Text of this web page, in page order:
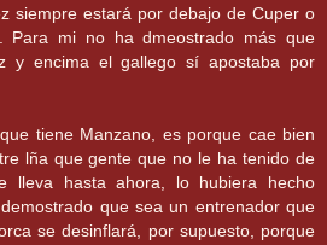
siempre estará por debajo de Cuper o
Para mi no ha dmeostrado más que
y encima el gallego sí apostaba por
tiene Manzano, es porque cae bien
lña que gente que no le ha tenido de
lleva hasta ahora, lo hubiera hecho
que sea un entrenador que
se desinflará, por supuesto, porque